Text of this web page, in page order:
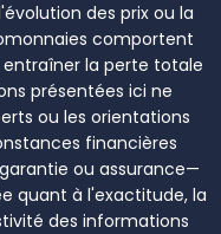
des prix ou la
comportent
la perte totale
présentées ici ne
ou les orientations
financières
ou assurance—
quant à l'exactitude, la
des informations